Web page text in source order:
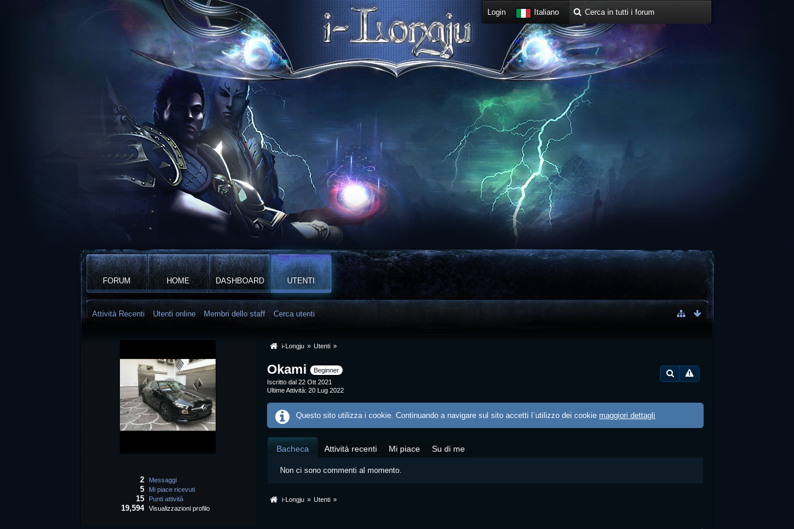
Login Italiano
FORUM HOME DASHBOARD UTENTI
Attività Recenti Utenti online Membri dello staff Cerca utenti
Messaggi
2
Mi piace ricevuti
5
Punti attività
15
Visualizzazioni profilo
19,594
i-Longju » Utenti »
Okami Beginner
Iscritto dal 22 Ott 2021
Ultime Attività 20 Lug 2022
Questo sito utilizza i cookie. Continuando a navigare sul sito accetti l´utilizzo dei cookie maggiori dettagli
Bacheca Attività recenti Mi piace Su di me
Non ci sono commenti al momento.
i-Longju » Utenti »